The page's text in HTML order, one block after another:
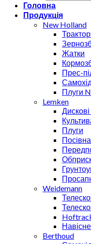
Головна
Продукція
New Holland
Жатки
Прес-
Плуги
Lemken
Плуги
Weidemann
Berthoud